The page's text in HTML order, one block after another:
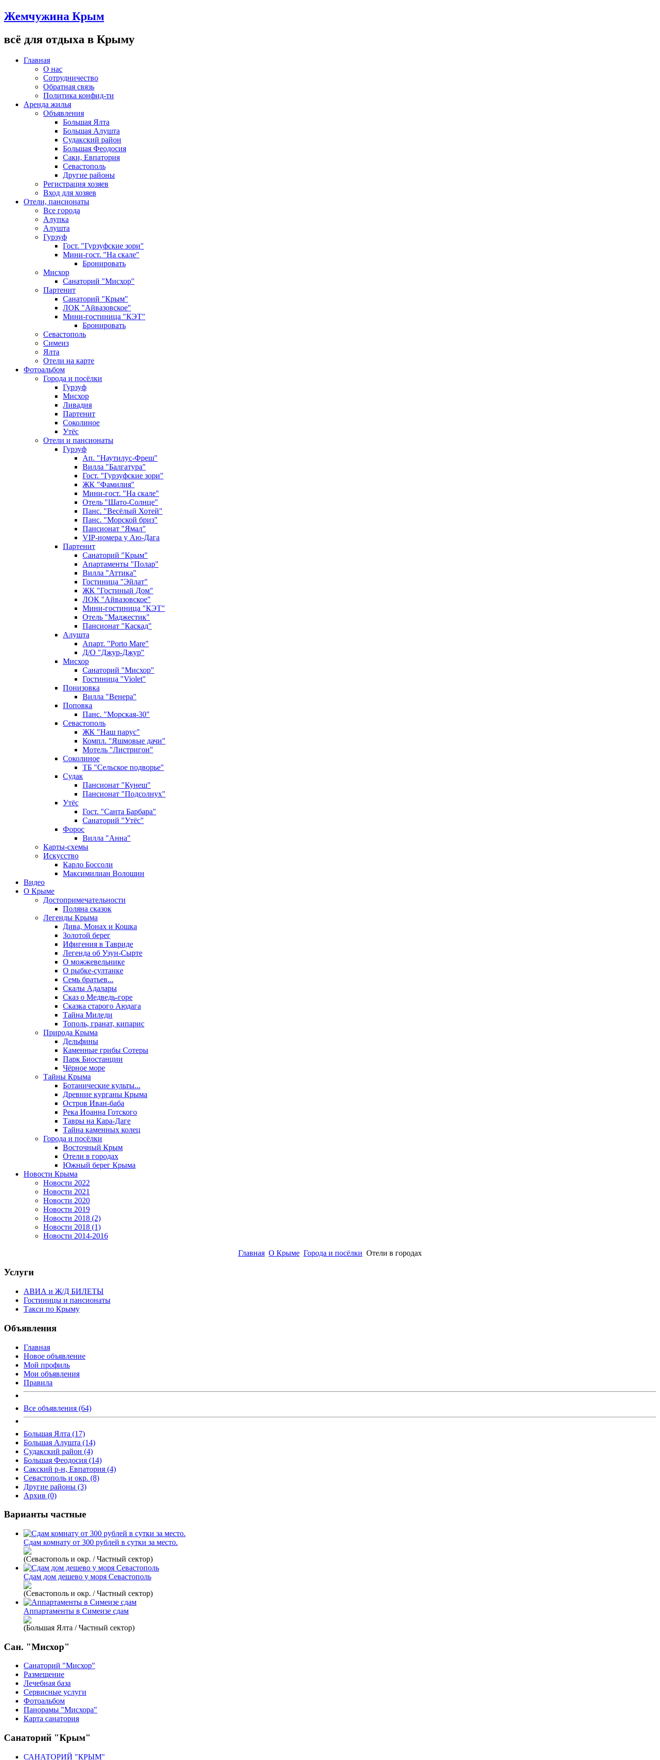
Жемчужина Крым
всё для отдыха в Крыму
Главная
О нас
Сотрудничество
Обратная связь
Политика конфид-ти
Аренда жилья
Объявления
Большая Ялта
Большая Алушта
Судакский район
Большая Феодосия
Саки, Евпатория
Севастополь
Другие районы
Регистрация хозяев
Вход для хозяев
Отели, пансионаты
Все города
Алупка
Алушта
Гурзуф
Гост. "Гурзуфские зори"
Мини-гост. "На скале"
Бронировать
Мисхор
Санаторий "Мисхор"
Партенит
Санаторий "Крым"
ЛОК "Айвазовское"
Мини-гостиница "КЭТ"
Бронировать
Севастополь
Симеиз
Ялта
Отели на карте
Фотоальбом
Города и посёлки
Гурзуф
Мисхор
Ливадия
Партенит
Соколиное
Утёс
Отели и пансионаты
Гурзуф
Ап. "Наутилус-Фреш"
Вилла "Балгатура"
Гост. "Гурзуфские зори"
ЖК "Фамилия"
Мини-гост. "На скале"
Отель "Шато-Солнце"
Панс. "Весёлый Хотей"
Панс. "Морской бриз"
Пансионат "Ямал"
VIP-номера у Аю-Дага
Партенит
Санаторий "Крым"
Апартаменты "Полар"
Вилла "Аттика"
Гостиница "Эйлат"
ЖК "Гостиный Дом"
ЛОК "Айвазовское"
Мини-гостиница "КЭТ"
Отель "Маджестик"
Пансионат "Каскад"
Алушта
Апарт. "Porto Mare"
Д/О "Джур-Джур"
Мисхор
Санаторий "Мисхор"
Гостиница "Violet"
Понизовка
Вилла "Венера"
Поповка
Панс. "Морская-30"
Севастополь
ЖК "Наш парус"
Компл. "Яшмовые дачи"
Мотель "Листригон"
Соколиное
ТБ "Сельское подворье"
Судак
Пансионат "Кунеш"
Пансионат "Подсолнух"
Утёс
Гост. "Санта Барбара"
Санаторий "Утёс"
Форос
Вилла "Анна"
Карты-схемы
Искусство
Карло Боссоли
Максимилиан Волошин
Видео
О Крыме
Достопримечательности
Поляна сказок
Легенды Крыма
Дива, Монах и Кошка
Золотой берег
Ифигения в Тавриде
Легенда об Узун-Сырте
О можжевельнике
О рыбке-султанке
Семь братьев...
Скалы Адалары
Сказ о Медведь-горе
Сказка старого Аюдага
Тайна Миледи
Тополь, гранат, кипарис
Природа Крыма
Дельфины
Каменные грибы Сотеры
Парк Биостанции
Чёрное море
Тайны Крыма
Ботанические культы...
Древние курганы Крыма
Остров Иван-баба
Река Иоанна Готского
Тавры на Кара-Даге
Тайна каменных колец
Города и посёлки
Восточный Крым
Отели в городах
Южный берег Крыма
Новости Крыма
Новости 2022
Новости 2021
Новости 2020
Новости 2019
Новости 2018 (2)
Новости 2018 (1)
Новости 2014-2016
Главная О Крыме Города и посёлки Отели в городах
Услуги
АВИА и Ж/Д БИЛЕТЫ
Гостиницы и пансионаты
Такси по Крыму
Объявления
Главная
Новое объявление
Мой профиль
Мои объявления
Правила
Все объявления (64)
Большая Ялта (17)
Большая Алушта (14)
Судакский район (4)
Большая Феодосия (14)
Сакский р-н, Евпатория (4)
Севастополь и окр. (8)
Другие районы (3)
Архив (0)
Варианты частные
Сдам комнату от 300 рублей в сутки за место.
(Севастополь и окр. / Частный сектор)
Сдам дом дешево у моря Севастополь
(Севастополь и окр. / Частный сектор)
Аппартаменты в Симеизе сдам
(Большая Ялта / Частный сектор)
Сан. "Мисхор"
Санаторий "Мисхор"
Размещение
Лечебная база
Сервисные услуги
Фотоальбом
Панорамы "Мисхора"
Карта санатория
Санаторий "Крым"
САНАТОРИЙ "КРЫМ"